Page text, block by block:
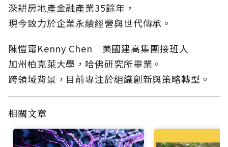
深耕房地產金融產業35餘年，
現今致力於企業永續經營與世代傳承。
陳愷甯Kenny Chen 美國建高集團接班人
加州柏克萊大學，哈佛研究所畢業。
跨領域背景，目前專注於組織創新與策略轉型。
相關文章